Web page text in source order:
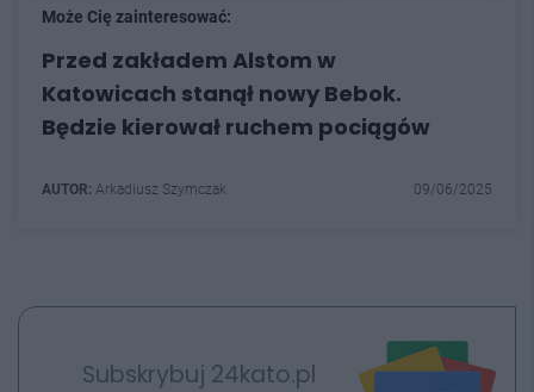
Może Cię zainteresować:
Przed zakładem Alstom w
Katowicach stanął nowy Bebok.
Będzie kierował ruchem pociągów
AUTOR: Arkadiusz Szymczak 09/06/2025
Subskrybuj 24kato.pl